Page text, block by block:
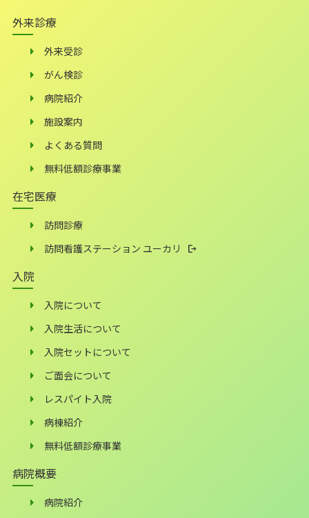
外来診療
外来受診
がん検診
病院紹介
施設案内
よくある質問
無料低額診療事業
在宅医療
訪問診療
訪問看護ステーション ユーカリ
入院
入院について
入院生活について
入院セットについて
ご面会について
レスパイト入院
病棟紹介
無料低額診療事業
病院概要
病院紹介